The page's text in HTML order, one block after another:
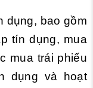
dụng, bao gồm
tín dụng, mua
mua trái phiếu
dụng và hoạt